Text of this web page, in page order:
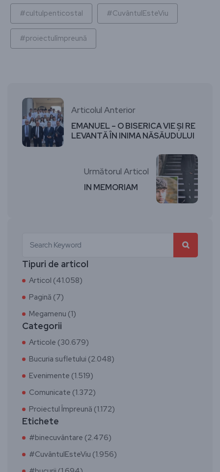
#cultulpenticostal #CuvântulEsteViu
#proiectulîmpreună
Articolul Anterior
EMANUEL – O BISERICA VIE ŞI RE
LEVANTĂ ÎN INIMA NĂSĂUDULUI
Următorul Articol
IN MEMORIAM
Tipuri de articol
Articol (41.058)
Pagină (7)
Megamenu (1)
Categorii
Articole (30.679)
Bucuria sufletului (2.048)
Evenimente (1.519)
Comunicate (1.372)
Proiectul Împreună (1.172)
Etichete
#binecuvântare (2.476)
#CuvântulEsteViu (1.956)